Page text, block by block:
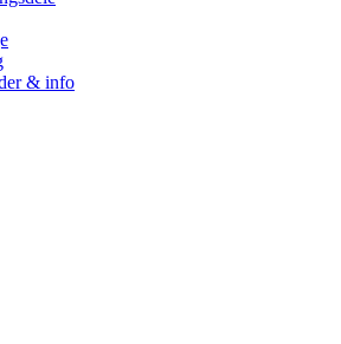
& info